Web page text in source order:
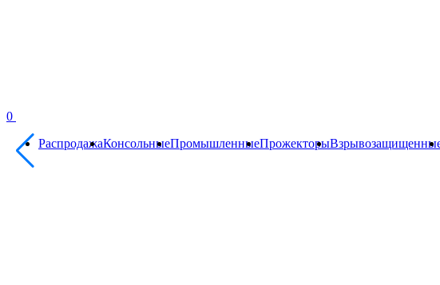
0
РаспродажаКонсольныеПромышленныеПрожекторы